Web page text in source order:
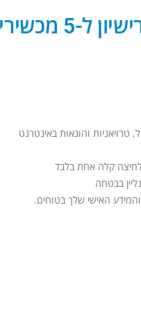
טרויאניות והונאות באינטרנט
קלה אחת בלבד
בבטחה
האישי שלך בטוחים.